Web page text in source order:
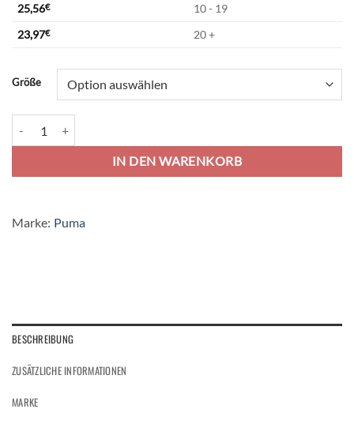
25,56€
10 - 19
23,97€ 20 +
Größe
IN DEN WARENKORB
Alternative:
Marke: Puma
BESCHREIBUNG
ZUSÄTZLICHE INFORMATIONEN
MARKE